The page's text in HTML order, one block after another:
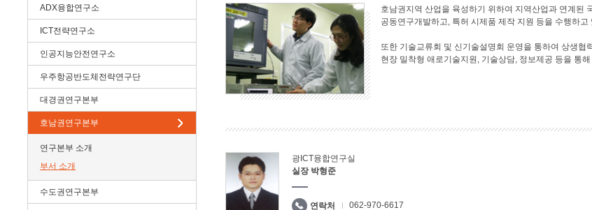
ADX융합연구소
ICT전략연구소
인공지능안전연구소
우주항공반도체전략연구단
대경권연구본부
호남권연구본부
연구본부 소개
부서 소개
수도권연구본부
호남권지역 산업을 육성하기 위하여 지역산업과 연계된
공동연구개발하고, 특허 시제품 제작 지원 등을 수행하고
또한 기술교류회 및 신기술설명회 운영을 통하여 상생
현장 밀착형 애로기술지원, 기술상담, 정보제공 등을 통
광ICT융합연구실
실장 박형준
연락처 062-970-6617